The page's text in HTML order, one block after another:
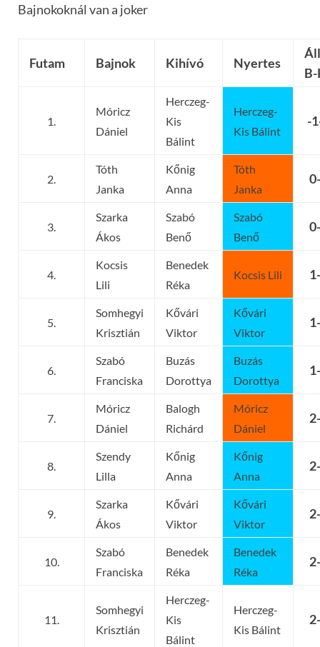
Bajnokoknál van a joker
Futam Bajnok Kihívó Nyertes
1.
Móricz
Dániel
Herczeg-
Kis
Bálint
Herczeg-
Kis Bálint
-
2.
Tóth
Janka
Kőnig
Anna
Tóth
Janka
3.
Szarka
Ákos
Szabó
Benő
Szabó
Benő
4.
Kocsis
Lili
Benedek
Réka
Kocsis Lili
5.
Somhegyi
Krisztián
Kővári
Viktor
Kővári
Viktor
6.
Szabó
Franciska
Buzás
Dorottya
Buzás
Dorottya
7.
Móricz
Dániel
Balogh
Richárd
Móricz
Dániel
8.
Szendy
Lilla
Kőnig
Anna
Kőnig
Anna
9.
Szarka
Ákos
Kővári
Viktor
Kővári
Viktor
10.
Szabó
Franciska
Benedek
Réka
Benedek
Réka
11.
Somhegyi
Krisztián
Herczeg-
Kis
Bálint
Herczeg-
Kis Bálint